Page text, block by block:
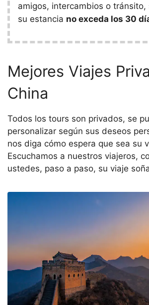
amigos, intercambios o tránsito,
su estancia no exceda los 30
Mejores Viajes
China
Todos los tours son privados, se
personalizar según sus deseos
nos diga cómo espera que sea su
Escuchamos a nuestros viajeros,
ustedes, paso a paso, su viaje